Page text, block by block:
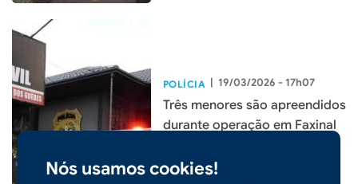
Nós usamos cookies!
POLÍCIA 19/03/2026 - 17h07
Três menores são apreendidos
durante operação em Faxinal